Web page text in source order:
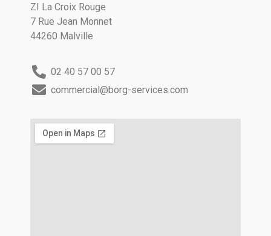
ZI La Croix Rouge
7 Rue Jean Monnet
44260 Malville
02 40 57 00 57
commercial@borg-services.com